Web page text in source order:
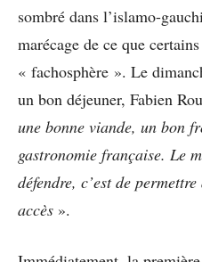
sombré dans l’islamo-
marécage de ce que
« fachosphère ». Le
un bon déjeuner, Fabien
une bonne viande, un bon
gastronomie française. Le
défendre, c’est de
accès ».